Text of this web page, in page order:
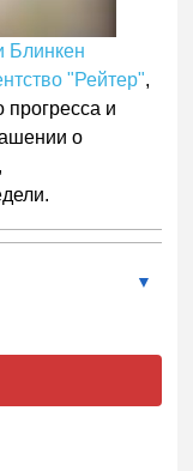
Блинкен
"Рейтер",
прогресса и
о